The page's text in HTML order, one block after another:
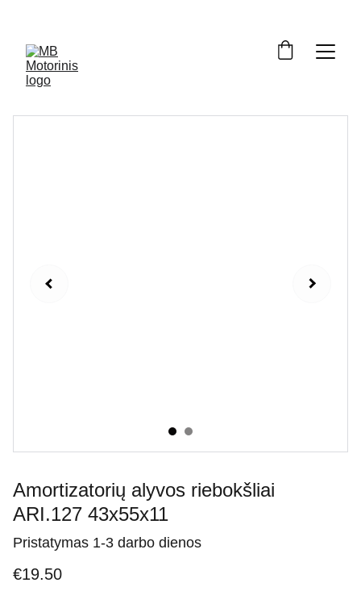
Amortizatorių alyvos riebokšliai
ARI.127 43x55x11
Pristatymas 1-3 darbo dienos
€19.50